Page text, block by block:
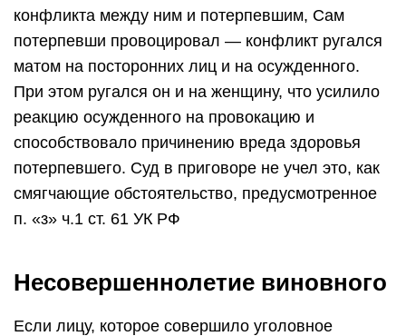
конфликта между ним и потерпевшим, Сам
потерпевши провоцировал — конфликт ругался
матом на посторонних лиц и на осужденного.
При этом ругался он и на женщину, что усилило
реакцию осужденного на провокацию и
способствовало причинению вреда здоровья
потерпевшего. Суд в приговоре не учел это, как
смягчающие обстоятельство, предусмотренное
п. «з» ч.1 ст. 61 УК РФ
Несовершеннолетие виновного
Если лицу, которое совершило уголовное